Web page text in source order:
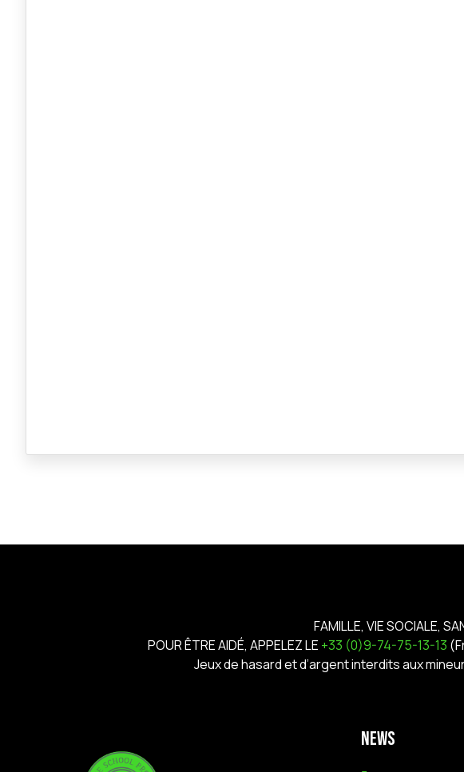
FAMILLE, VIE SOCIALE,
POUR ÊTRE AIDÉ, APPELEZ LE +33 (0)9-74-75-13-13
Jeux de hasard et d’argent interdits aux
News